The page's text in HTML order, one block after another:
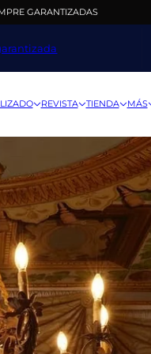
GARANTIZADAS
REVISTA TIENDA MÁS